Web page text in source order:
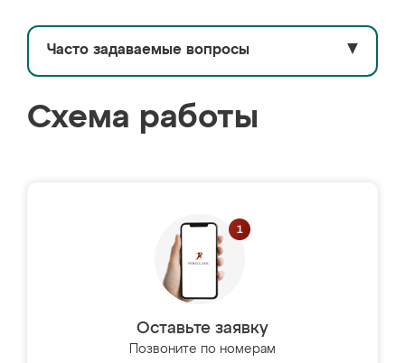
Часто задаваемые вопросы ▼
Схема работы
Оставьте заявку
Позвоните по номерам